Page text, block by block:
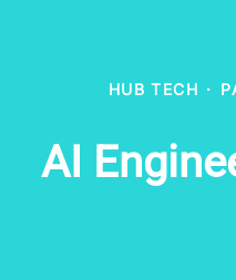
HUB TECH ·
AI